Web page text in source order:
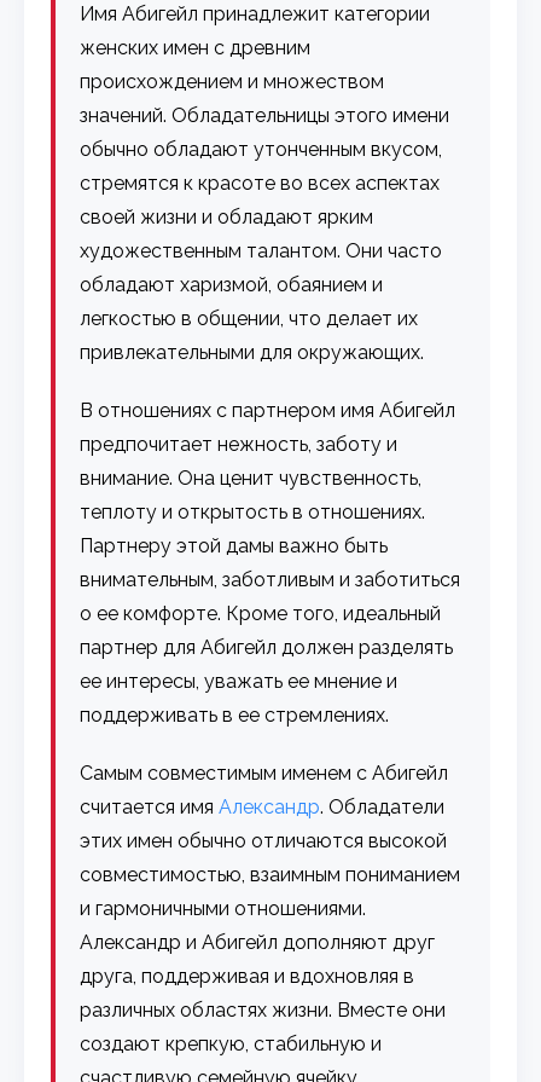
Имя Абигейл принадлежит категории
женских имен с древним
происхождением и множеством
значений. Обладательницы этого имени
обычно обладают утонченным вкусом,
стремятся к красоте во всех аспектах
своей жизни и обладают ярким
художественным талантом. Они часто
обладают харизмой, обаянием и
легкостью в общении, что делает их
привлекательными для окружающих.
В отношениях с партнером имя Абигейл
предпочитает нежность, заботу и
внимание. Она ценит чувственность,
теплоту и открытость в отношениях.
Партнеру этой дамы важно быть
внимательным, заботливым и заботиться
о ее комфорте. Кроме того, идеальный
партнер для Абигейл должен разделять
ее интересы, уважать ее мнение и
поддерживать в ее стремлениях.
Самым совместимым именем с Абигейл
считается имяАлександр. Обладатели
этих имен обычно отличаются высокой
совместимостью, взаимным пониманием
и гармоничными отношениями.
Александр и Абигейл дополняют друг
друга, поддерживая и вдохновляя в
различных областях жизни. Вместе они
создают крепкую, стабильную и